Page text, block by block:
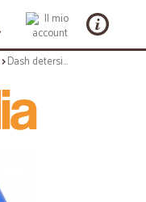
Dash detersivo liquido con bicarbonato 20 lavaggi